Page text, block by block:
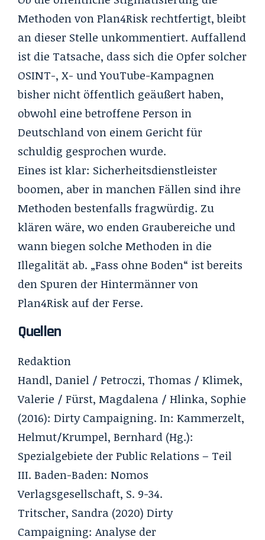
Methoden von Plan4Risk rechtfertigt, bleibt
an dieser Stelle unkommentiert. Auffallend
ist die Tatsache, dass sich die Opfer solcher
OSINT-, X- und YouTube-Kampagnen
bisher nicht öffentlich geäußert haben,
obwohl eine betroffene Person in
Deutschland von einem Gericht für
schuldig gesprochen wurde.
Eines ist klar: Sicherheitsdienstleister
boomen, aber in manchen Fällen sind ihre
Methoden bestenfalls fragwürdig. Zu
klären wäre, wo enden Graubereiche und
wann biegen solche Methoden in die
Illegalität ab. „Fass ohne Boden“ ist bereits
den Spuren der Hintermänner von
Plan4Risk auf der Ferse.
Quellen
Redaktion
Handl, Daniel / Petroczi, Thomas / Klimek,
Valerie / Fürst, Magdalena / Hlinka, Sophie
(2016): Dirty Campaigning. In: Kammerzelt,
Helmut/Krumpel, Bernhard (Hg.):
Spezialgebiete der Public Relations – Teil
III. Baden-Baden: Nomos
Verlagsgesellschaft, S. 9-34.
Tritscher, Sandra (2020) Dirty
Campaigning: Analyse der